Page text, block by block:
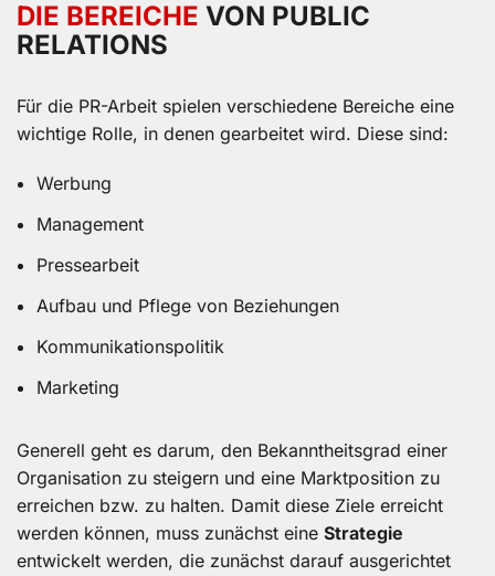
DIE BEREICHE VON PUBLIC
RELATIONS
Für die PR-Arbeit spielen verschiedene Bereiche eine
wichtige Rolle, in denen gearbeitet wird. Diese sind:
Werbung
Management
Pressearbeit
Aufbau und Pflege von Beziehungen
Kommunikationspolitik
Marketing
Generell geht es darum, den Bekanntheitsgrad einer
Organisation zu steigern und eine Marktposition zu
erreichen bzw. zu halten. Damit diese Ziele erreicht
werden können, muss zunächst eine Strategie
entwickelt werden, die zunächst darauf ausgerichtet